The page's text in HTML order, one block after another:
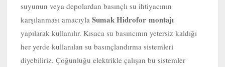
suyunun veya depolardan basınçlı su ihtiyacının
karşılanması amacıyla Sumak Hidrofor montajı
yapılarak kullanılır. Kısaca su basıncının yetersiz kaldığı
her yerde kullanılan su basınçlandırma sistemleri
diyebiliriz. Çoğunluğu elektrikle çalışan bu sistemler